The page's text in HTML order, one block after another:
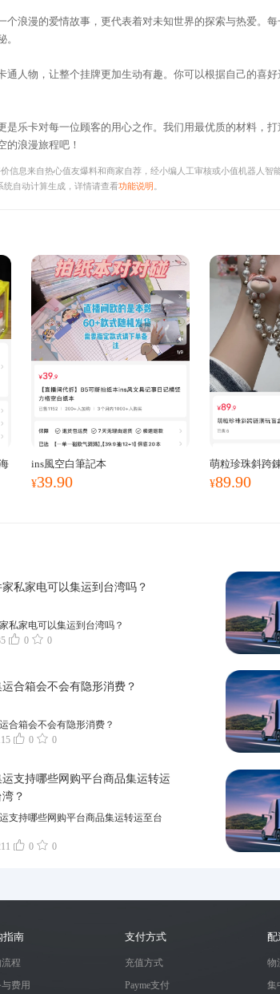
个浪漫的爱情故事，更代表着对未知世界的探索与热爱。
通人物，让整个挂牌更加生动有趣。你可以根据自己的喜
是乐卡对每一位顾客的用心之作。我们用最优质的材料，
的浪漫旅程吧！
信息来自热心值友爆料和商家自荐，经小编人工审核或小值机器人
统自动计算生成，详情请查看功能说明
ins風空白筆記本
¥39.90
萌粒珍珠斜跨
¥89.90
家私家电可以集运到台湾吗？
私家电可以集运到台湾吗？
0 0
合箱会不会有隐形消费？
合箱会不会有隐形消费？
0 0
运支持哪些网购平台商品集运转运
？
支持哪些网购平台商品集运转运至台
0 0
指南
程
费用
支付方式
充值方式
Payme支付
配
物
集